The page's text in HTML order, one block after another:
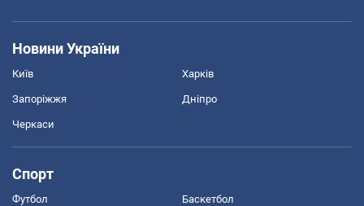
Новини України
Київ Харків
Запоріжжя Дніпро
Черкаси
Спорт
Футбол Баскетбол